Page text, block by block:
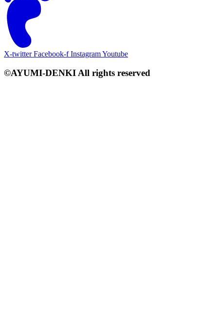
X-twitter Facebook-f InstagramYoutube
©AYUMI-DENKI All rights reserved